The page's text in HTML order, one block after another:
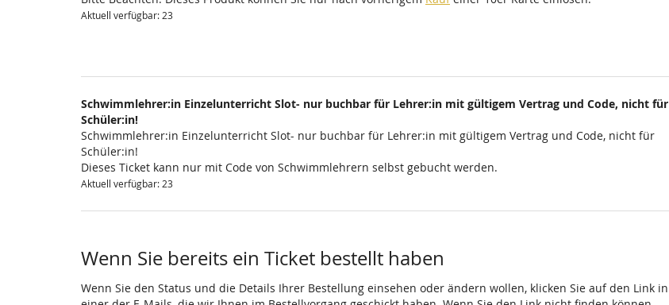
Aktuell verfügbar: 23
Schwimmlehrer:in Einzelunterricht Slot- nur buchbar für Lehrer:in mit gültigem Vertrag und Code, nicht für
Schüler:in!
Schwimmlehrer:in Einzelunterricht Slot- nur buchbar für Lehrer:in mit gültigem Vertrag und Code, nicht für
Schüler:in!
Dieses Ticket kann nur mit Code von Schwimmlehrern selbst gebucht werden.
Aktuell verfügbar: 23
Wenn Sie bereits ein Ticket bestellt haben
Wenn Sie den Status und die Details Ihrer Bestellung einsehen oder ändern wollen, klicken Sie auf den Link in